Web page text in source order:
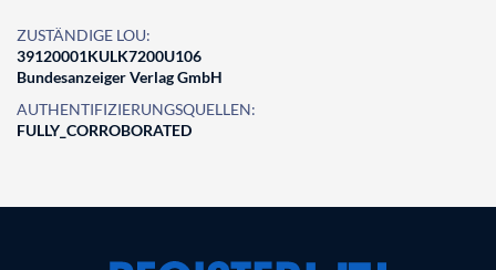
ZUSTÄNDIGE LOU:
39120001KULK7200U106
Bundesanzeiger Verlag GmbH
AUTHENTIFIZIERUNGSQUELLEN:
FULLY_CORROBORATED